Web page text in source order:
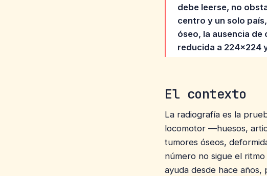
debe leerse, no
centro y un solo
óseo, la ausencia
reducida a 224×224
El contexto
La radiografía es la
locomotor —huesos,
tumores óseos,
número no sigue el
ayuda desde hace